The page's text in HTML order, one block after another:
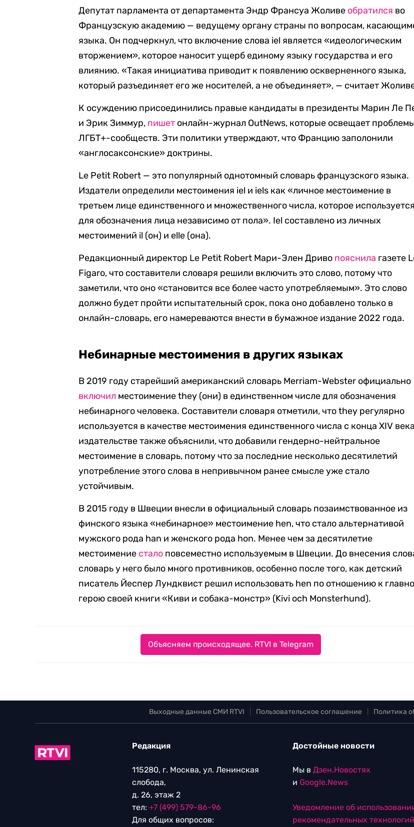
Депутат парламента от департамента Эндр Франсуа Жоливе обратился во
Французскую академию — ведущему органу страны по вопросам,
языка. Он подчеркнул, что включение слова iel является «идеологическим
вторжением», которое наносит ущерб единому языку государства и его
влиянию. «Такая инициатива приводит к появлению оскверненного языка,
который разъединяет его же носителей, а не объединяет», — считает
К осуждению присоединились правые кандидаты в президенты Марин Ле
и Эрик Зиммур, пишет онлайн-журнал OutNews, которые освещает
ЛГБТ+-сообществ. Эти политики утверждают, что Францию заполонили
«англосаксонские» доктрины.
Le Petit Robert — это популярный однотомный словарь французского языка.
Издатели определили местоимения iel и iels как «личное местоимение в
третьем лице единственного и множественного числа, которое используется
для обозначения лица независимо от пола». Iel составлено из личных
местоимений il (он) и elle (она).
Редакционный директор Le Petit Robert Мари-Элен Дриво пояснила газете
Figaro, что составители словаря решили включить это слово, потому что
заметили, что оно «становится все более часто употребляемым». Это слово
должно будет пройти испытательный срок, пока оно добавлено только в
онлайн-словарь, его намереваются внести в бумажное издание 2022 года.
Небинарные местоимения в других языках
В 2019 году старейший американский словарь Merriam-Webster официально
включил местоимение they (они) в единственном числе для обозначения
небинарного человека. Составители словаря отметили, что they регулярно
используется в качестве местоимения единственного числа с конца XIV
издательстве также объяснили, что добавили гендерно-нейтральное
местоимение в словарь, потому что за последние несколько десятилетий
употребление этого слова в непривычном ранее смысле уже стало
устойчивым.
В 2015 году в Швеции внесли в официальный словарь позаимствованное из
финского языка «небинарное» местоимение hen, что стало альтернативой
мужского рода han и женского рода hon. Менее чем за десятилетие
местоимение стало повсеместно используемым в Швеции. До внесения
словарь у него было много противников, особенно после того, как детский
писатель Йеспер Лундквист решил использовать hen по отношению к
герою своей книги «Киви и собака-монстр» (Kivi och Monsterhund).
Объясняем происходящее. RTVI в Telegram
Выходные данные СМИ RTVI Пользовательское соглашение Политика
Редакция
115280, г. Москва, ул. Ленинская
слобода,
д. 26, этаж 2
тел: +7 (499) 579-86-96
Для общих вопросов:
Достойные новости
Мы в Дзен.Новостях
и Google.News
Уведомление об
рекомендательных технологий